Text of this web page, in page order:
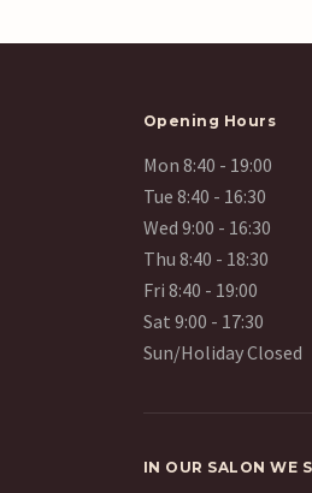
Opening Hours
Mon 8:40 - 19:00
Tue 8:40 - 16:30
Wed 9:00 - 16:30
Thu 8:40 - 18:30
Fri 8:40 - 19:00
Sat 9:00 - 17:30
Sun/Holiday Closed
IN OUR SALON